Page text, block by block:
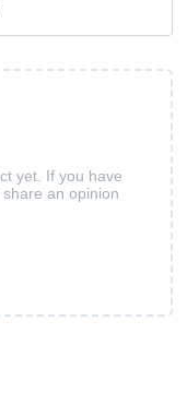
yet. If you have
an opinion